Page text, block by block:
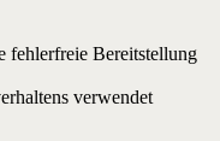
fehlerfreie Bereitstellung
verwendet